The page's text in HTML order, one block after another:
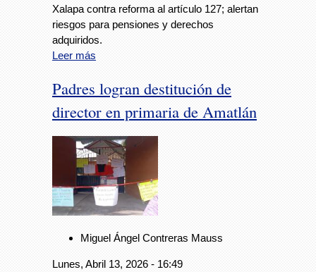
Xalapa contra reforma al artículo 127; alertan
riesgos para pensiones y derechos
adquiridos.
Leer más
Padres logran destitución de
director en primaria de Amatlán
Miguel Ángel Contreras Mauss
Lunes, Abril 13, 2026 - 16:49